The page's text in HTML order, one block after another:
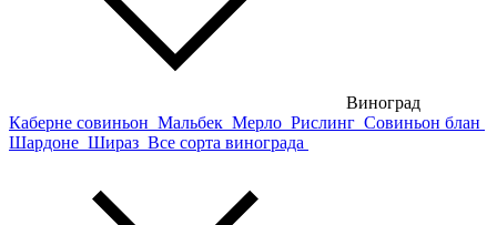
Виноград
Каберне совиньон Мальбек Мерло Рислинг Совиньон блан
Шардоне Шираз Все сорта винограда